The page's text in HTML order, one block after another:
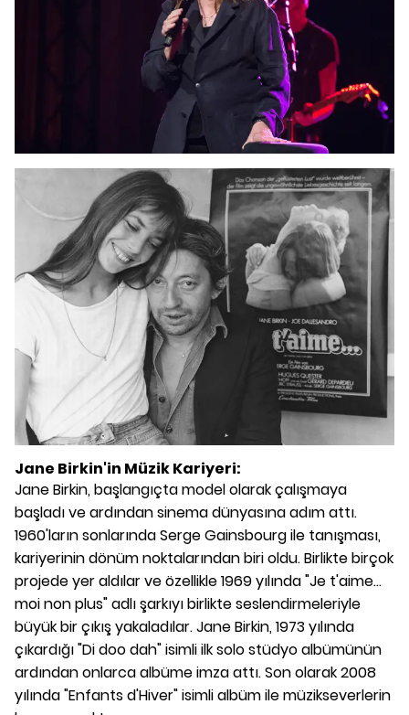
Jane Birkin'in Müzik Kariyeri:
Jane Birkin, başlangıçta model olarak çalışmaya
başladı ve ardından sinema dünyasına adım attı.
1960'ların sonlarında Serge Gainsbourg ile tanışması,
kariyerinin dönüm noktalarından biri oldu. Birlikte birçok
projede yer aldılar ve özellikle 1969 yılında "Je t'aime...
moi non plus" adlı şarkıyı birlikte seslendirmeleriyle
büyük bir çıkış yakaladılar. Jane Birkin, 1973 yılında
çıkardığı "Di doo dah" isimli ilk solo stüdyo albümünün
ardından onlarca albüme imza attı. Son olarak 2008
yılında "Enfants d'Hiver" isimli albüm ile müzikseverlerin